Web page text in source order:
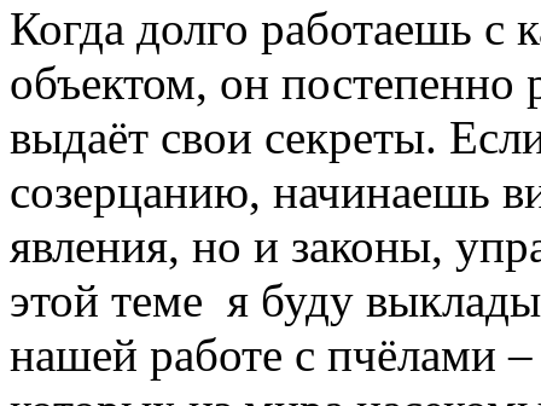
Когда долго работаешь с
объектом, он постепенно
выдаёт свои секреты.
созерцанию, начинаешь
явления, но и законы,
этой теме я буду
нашей работе с пчёлами